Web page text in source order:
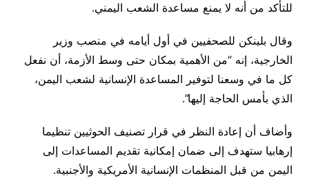
للتأكد من أنه لا يمنع مساعدة الشعب اليمني.
وقال بلينكن للصحفيين في أول أيامه في منصب وزير
الخارجية، إنه “من الأهمية بمكان حتى وسط الأزمة، أن نفعل
كل ما في وسعنا لتوفير المساعدة الإنسانية لشعب اليمن،
الذي بأمس الحاجة إليها”.
وأضاف أن إعادة النظر في قرار تصنيف الحوثيين تنظيما
إرهابيا ستهدف إلى ضمان إمكانية تقديم المساعدات إلى
اليمن من قبل المنظمات الإنسانية الأمريكية والأجنبية.